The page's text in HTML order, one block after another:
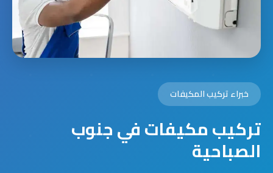
خبراء تركيب المكيفات
تركيب مكيفات في جنوب
الصباحية